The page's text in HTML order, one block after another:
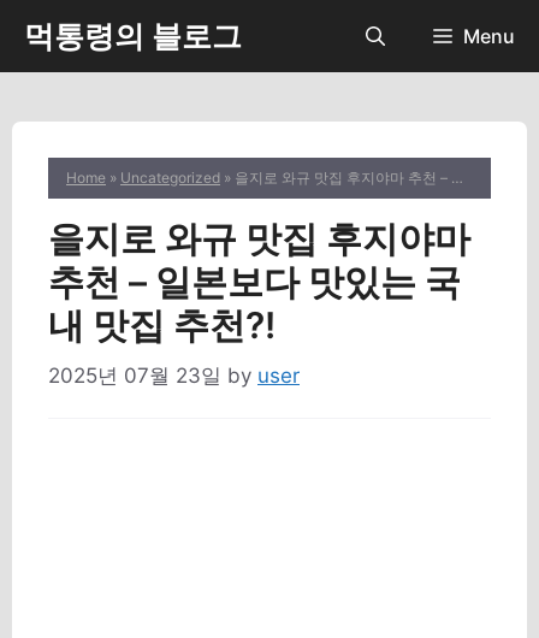
content
먹통령의 블로그 Menu
Home » Uncategorized » 을지로 와규 맛집 후지야마 추천 – 일본보다 맛있는 국내 맛집 추천?!
을지로 와규 맛집 후지야마
추천 – 일본보다 맛있는 국
내 맛집 추천?!
2025년 07월 23일 by user